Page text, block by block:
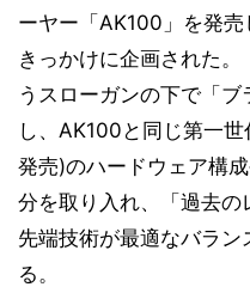
ーヤー「AK100」を発
きっかけに企画された
うスローガンの下で「ブ
し、AK100と同じ第一
発売)のハードウェア構
分を取り入れ、「過去
先端技術が最適なバラ
る。